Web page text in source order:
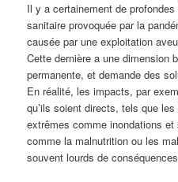
Il y a certainement de
sanitaire provoquée par la
causée par une exploitation
Cette dernière a une dimension
permanente, et demande des
En réalité, les impacts, par
qu’ils soient directs, tels que
extrêmes comme inondations
comme la malnutrition ou les
souvent lourds de